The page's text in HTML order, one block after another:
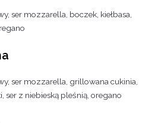
ser mozzarella, boczek, kiełbasa,
ser mozzarella, grillowana cukinia,
ser z niebieską pleśnią, oregano